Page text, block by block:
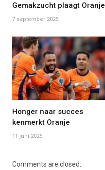
Gemakzucht plaagt Oranje
7 september 2025
Honger naar succes
kenmerkt Oranje
11 juni 2025
Comments are closed.